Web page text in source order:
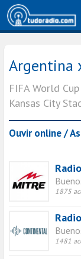
Argentina
FIFA World Cup
Kansas City
Ouvir online /
1875
1481